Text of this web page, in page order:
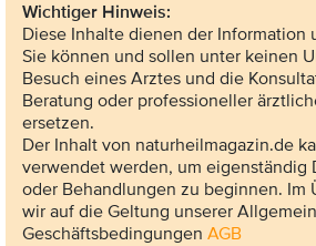
Wichtiger Hinweis:
Diese Inhalte dienen der Information
Sie können und sollen unter keinen
Besuch eines Arztes und die
Beratung oder professioneller
ersetzen.
Der Inhalt von naturheilmagazin.de
verwendet werden, um eigenständig
oder Behandlungen zu beginnen. Im
wir auf die Geltung unserer
Geschäftsbedingungen AGB